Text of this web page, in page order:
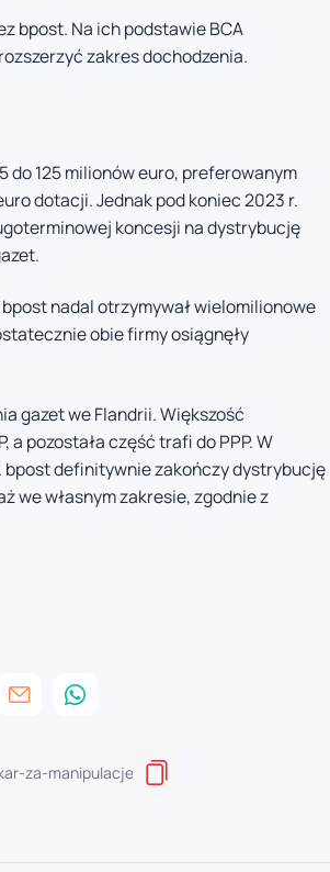
bpost. Na ich podstawie BCA
zakres dochodzenia.
do 125 milionów euro, preferowanym
dotacji. Jednak pod koniec 2023 r.
koncesji na dystrybucję
nadal otrzymywał wielomilionowe
obie firmy osiągnęły
gazet we Flandrii. Większość
a pozostała część trafi do PPP. W
bpost definitywnie zakończy dystrybucję
we własnym zakresie, zgodnie z